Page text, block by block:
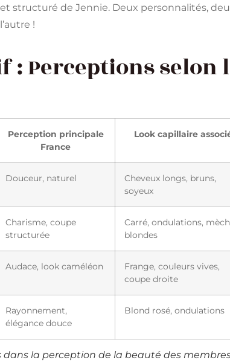
structuré de Jennie. Deux personnalités,
!
: Perceptions selon
Perception principale
France
Look capillaire
Douceur, naturel
Cheveux longs, bruns,
soyeux
Charisme, coupe
structurée
Carré, ondulations,
blondes
Audace, look caméléon
Frange, couleurs vives,
coupe droite
Rayonnement,
élégance douce
Blond rosé, ondulations
dans la perception de la beauté des